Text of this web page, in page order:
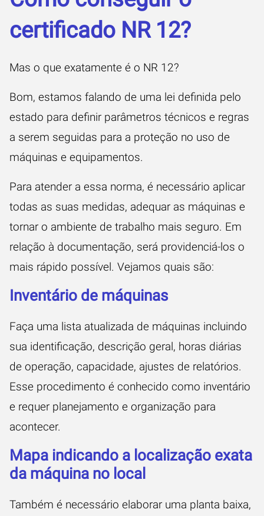
certificado NR 12?
Mas o que exatamente é o NR 12?
Bom, estamos falando de uma lei definida pelo
estado para definir parâmetros técnicos e regras
a serem seguidas para a proteção no uso de
máquinas e equipamentos.
Para atender a essa norma, é necessário aplicar
todas as suas medidas, adequar as máquinas e
tornar o ambiente de trabalho mais seguro. Em
relação à documentação, será providenciá-los o
mais rápido possível. Vejamos quais são:
Inventário de máquinas
Faça uma lista atualizada de máquinas incluindo
sua identificação, descrição geral, horas diárias
de operação, capacidade, ajustes de relatórios.
Esse procedimento é conhecido como inventário
e requer planejamento e organização para
acontecer.
Mapa indicando a localização exata
da máquina no local
Também é necessário elaborar uma planta baixa,